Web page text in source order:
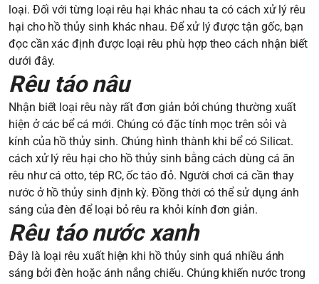
loại. Đối với từng loại rêu hại khác nhau ta có cách xử lý rêu
hại cho hồ thủy sinh khác nhau. Để xử lý được tận gốc, bạn
đọc cần xác định được loại rêu phù hợp theo cách nhận biết
dưới đây.
Rêu táo nâu
Nhận biết loại rêu này rất đơn giản bởi chúng thường xuất
hiện ở các bể cá mới. Chúng có đặc tính mọc trên sỏi và
kính của hồ thủy sinh. Chúng hình thành khi bể có Silicat.
cách xử lý rêu hại cho hồ thủy sinh bằng cách dùng cá ăn
rêu như cá otto, tép RC, ốc táo đỏ. Người chơi cá cần thay
nước ở hồ thủy sinh định kỳ. Đồng thời có thể sử dụng ánh
sáng của đèn để loại bỏ rêu ra khỏi kính đơn giản.
Rêu táo nước xanh
Đây là loại rêu xuất hiện khi hồ thủy sinh quá nhiều ánh
sáng bởi đèn hoặc ánh nắng chiếu. Chúng khiến nước trong